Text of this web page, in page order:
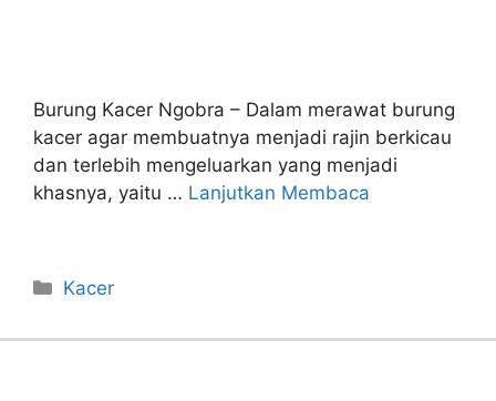
Burung Kacer Ngobra – Dalam merawat burung
kacer agar membuatnya menjadi rajin berkicau
dan terlebih mengeluarkan yang menjadi
khasnya, yaitu … Lanjutkan Membaca
Categories
Kacer